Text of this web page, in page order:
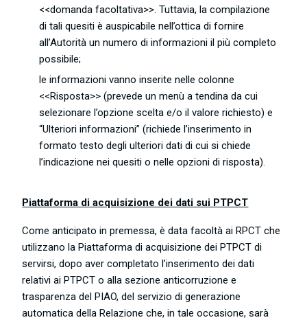
<<domanda facoltativa>>. Tuttavia, la compilazione
di tali quesiti è auspicabile nell’ottica di fornire
all’Autorità un numero di informazioni il più completo
possibile;
le informazioni vanno inserite nelle colonne
<<Risposta>> (prevede un menù a tendina da cui
selezionare l’opzione scelta e/o il valore richiesto) e
“Ulteriori informazioni” (richiede l’inserimento in
formato testo degli ulteriori dati di cui si chiede
l’indicazione nei quesiti o nelle opzioni di risposta).
Piattaforma di acquisizione dei dati sui PTPCT
Come anticipato in premessa, è data facoltà ai RPCT che
utilizzano la Piattaforma di acquisizione dei PTPCT di
servirsi, dopo aver completato l’inserimento dei dati
relativi ai PTPCT o alla sezione anticorruzione e
trasparenza del PIAO, del servizio di generazione
automatica della Relazione che, in tale occasione, sarà